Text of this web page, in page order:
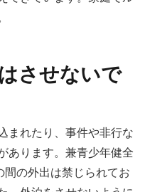
させないで
まれたり、事件や非行な
あります。兼青少年健全
の外出は禁じられてお